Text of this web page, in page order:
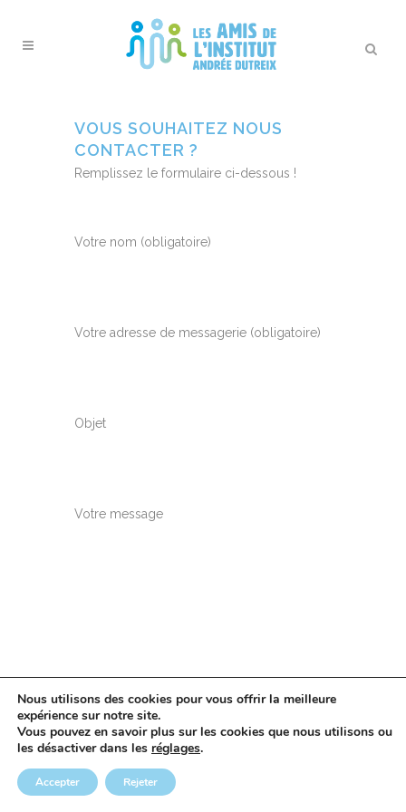
VOUS SOUHAITEZ NOUS
CONTACTER ?
Remplissez le formulaire ci-dessous !
Votre nom (obligatoire)
Votre adresse de messagerie (obligatoire)
Objet
Votre message
Nous utilisons des cookies pour vous offrir la meilleure
expérience sur notre site.
Vous pouvez en savoir plus sur les cookies que nous utilisons ou
les désactiver dans les réglages.
Accepter Rejeter